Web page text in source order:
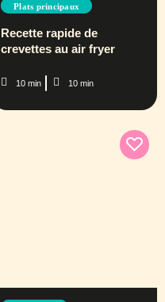
Plats principaux
Recette rapide de
crevettes au air fryer
10 min 10 min